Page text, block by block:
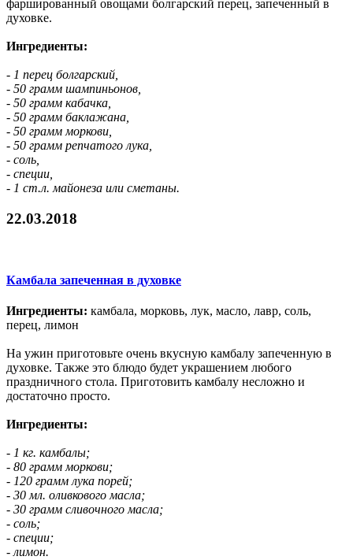
фаршированный овощами болгарский перец, запеченный в
духовке.
Ингредиенты:
- 1 перец болгарский,
- 50 грамм шампиньонов,
- 50 грамм кабачка,
- 50 грамм баклажана,
- 50 грамм моркови,
- 50 грамм репчатого лука,
- соль,
- специи,
- 1 ст.л. майонеза или сметаны.
22.03.2018
Камбала запеченная в духовке
Ингредиенты: камбала, морковь, лук, масло, лавр, соль,
перец, лимон
На ужин приготовьте очень вкусную камбалу запеченную в
духовке. Также это блюдо будет украшением любого
праздничного стола. Приготовить камбалу несложно и
достаточно просто.
Ингредиенты:
- 1 кг. камбалы;
- 80 грамм моркови;
- 120 грамм лука порей;
- 30 мл. оливкового масла;
- 30 грамм сливочного масла;
- соль;
- специи;
- лимон.